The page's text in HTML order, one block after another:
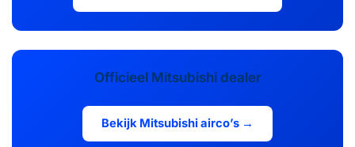
Officieel Mitsubishi dealer
Bekijk Mitsubishi airco’s →